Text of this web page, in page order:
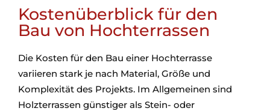
Kostenüberblick für den
Bau von Hochterrassen
Die Kosten für den Bau einer Hochterrasse
variieren stark je nach Material, Größe und
Komplexität des Projekts. Im Allgemeinen sind
Holzterrassen günstiger als Stein- oder